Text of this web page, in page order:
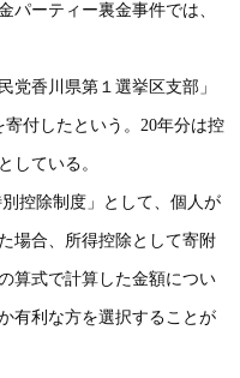
パーティー裏金事件では、
党香川県第１選挙区支部」
付したという。 20年分は控
している。
控除制度」として、個人が
場合、所得控除として寄附
算式で計算した金額につい
有利な方を選択することが